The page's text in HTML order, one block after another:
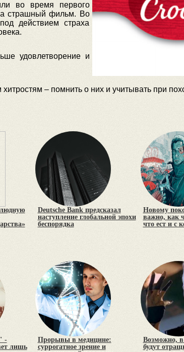
во время первого
страшный фильм. Во
действием страха
удовлетворение и
– помнить о них и учитывать при
Deutsche Bank предсказал
наступление глобальной эпохи
беспорядка
Новому
важно, как
что ест и с
-
лишь
Прорывы в медицине:
суррогатное зрение и
Возможно,
будут